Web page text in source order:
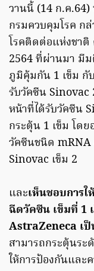
วานนี้ (14 ก.ค
กรมควบคุมโรค ก
โรคติดต่อแห่งชาติ
2564 ที่ผ่านมา มี
ภูมิคุ้มกัน 1 เข็ม กั
รับวัคซีน Sinovac
หน้าที่ได้รับวัคซีน
กระตุ้น 1 เข็ม โด
วัคซีนชนิด mRNA
Sinovac เข็ม 2
และเห็นชอบการ
ฉีดวัคซีน เข็มที่ 1
AstraZeneca เป็
สามารถกระตุ้นระ
ให้การป้องกันและ